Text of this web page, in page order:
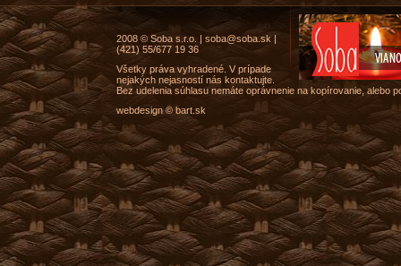
2008 © Soba s.r.o. | soba@soba.sk |
(421) 55/677 19 36
Všetky práva vyhradené. V prípade
nejakých nejasností nás kontaktujte.
Bez udelenia súhlasu nemáte oprávnenie na kopírovanie, alebo
webdesign © bart.sk